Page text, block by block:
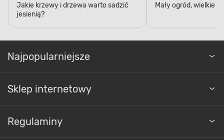
Jakie krzewy i drzewa warto sadzić
jesienią?
Mały ogród, wielkie
Najpopularniejsze
Sklep internetowy
Regulaminy